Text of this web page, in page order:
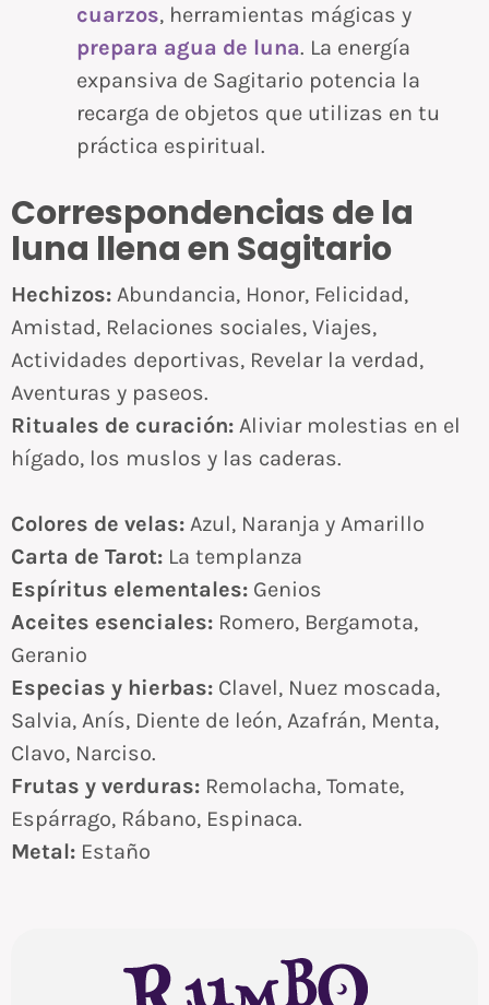
cuarzos, herramientas mágicas y
prepara agua de luna. La energía
expansiva de Sagitario potencia la
recarga de objetos que utilizas en tu
práctica espiritual.
Correspondencias de la
luna llena en Sagitario
Hechizos: Abundancia, Honor, Felicidad,
Amistad, Relaciones sociales, Viajes,
Actividades deportivas, Revelar la verdad,
Aventuras y paseos.
Rituales de curación: Aliviar molestias en el
hígado, los muslos y las caderas.
Colores de velas: Azul, Naranja y Amarillo
Carta de Tarot: La templanza
Espíritus elementales: Genios
Aceites esenciales: Romero, Bergamota,
Geranio
Especias y hierbas: Clavel, Nuez moscada,
Salvia, Anís, Diente de león, Azafrán, Menta,
Clavo, Narciso.
Frutas y verduras: Remolacha, Tomate,
Espárrago, Rábano, Espinaca.
Metal: Estaño